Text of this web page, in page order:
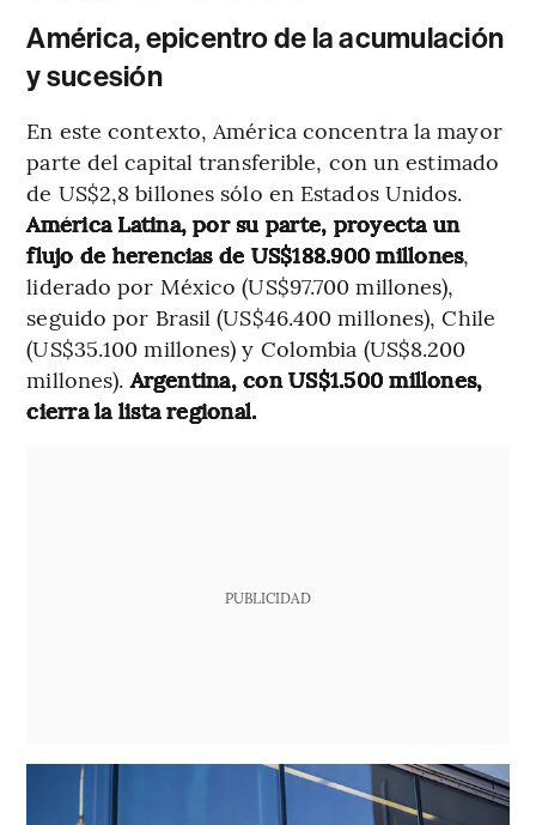
América, epicentro de la acumulación
y sucesión
En este contexto, América concentra la mayor
parte del capital transferible, con un estimado
de US$2,8 billones sólo en Estados Unidos.
América Latina, por su parte, proyecta un
flujo de herencias de US$188.900 millones,
liderado por México (US$97.700 millones),
seguido por Brasil (US$46.400 millones), Chile
(US$35.100 millones) y Colombia (US$8.200
millones).Argentina, con US$1.500 millones,
cierra la lista regional.
PUBLICIDAD